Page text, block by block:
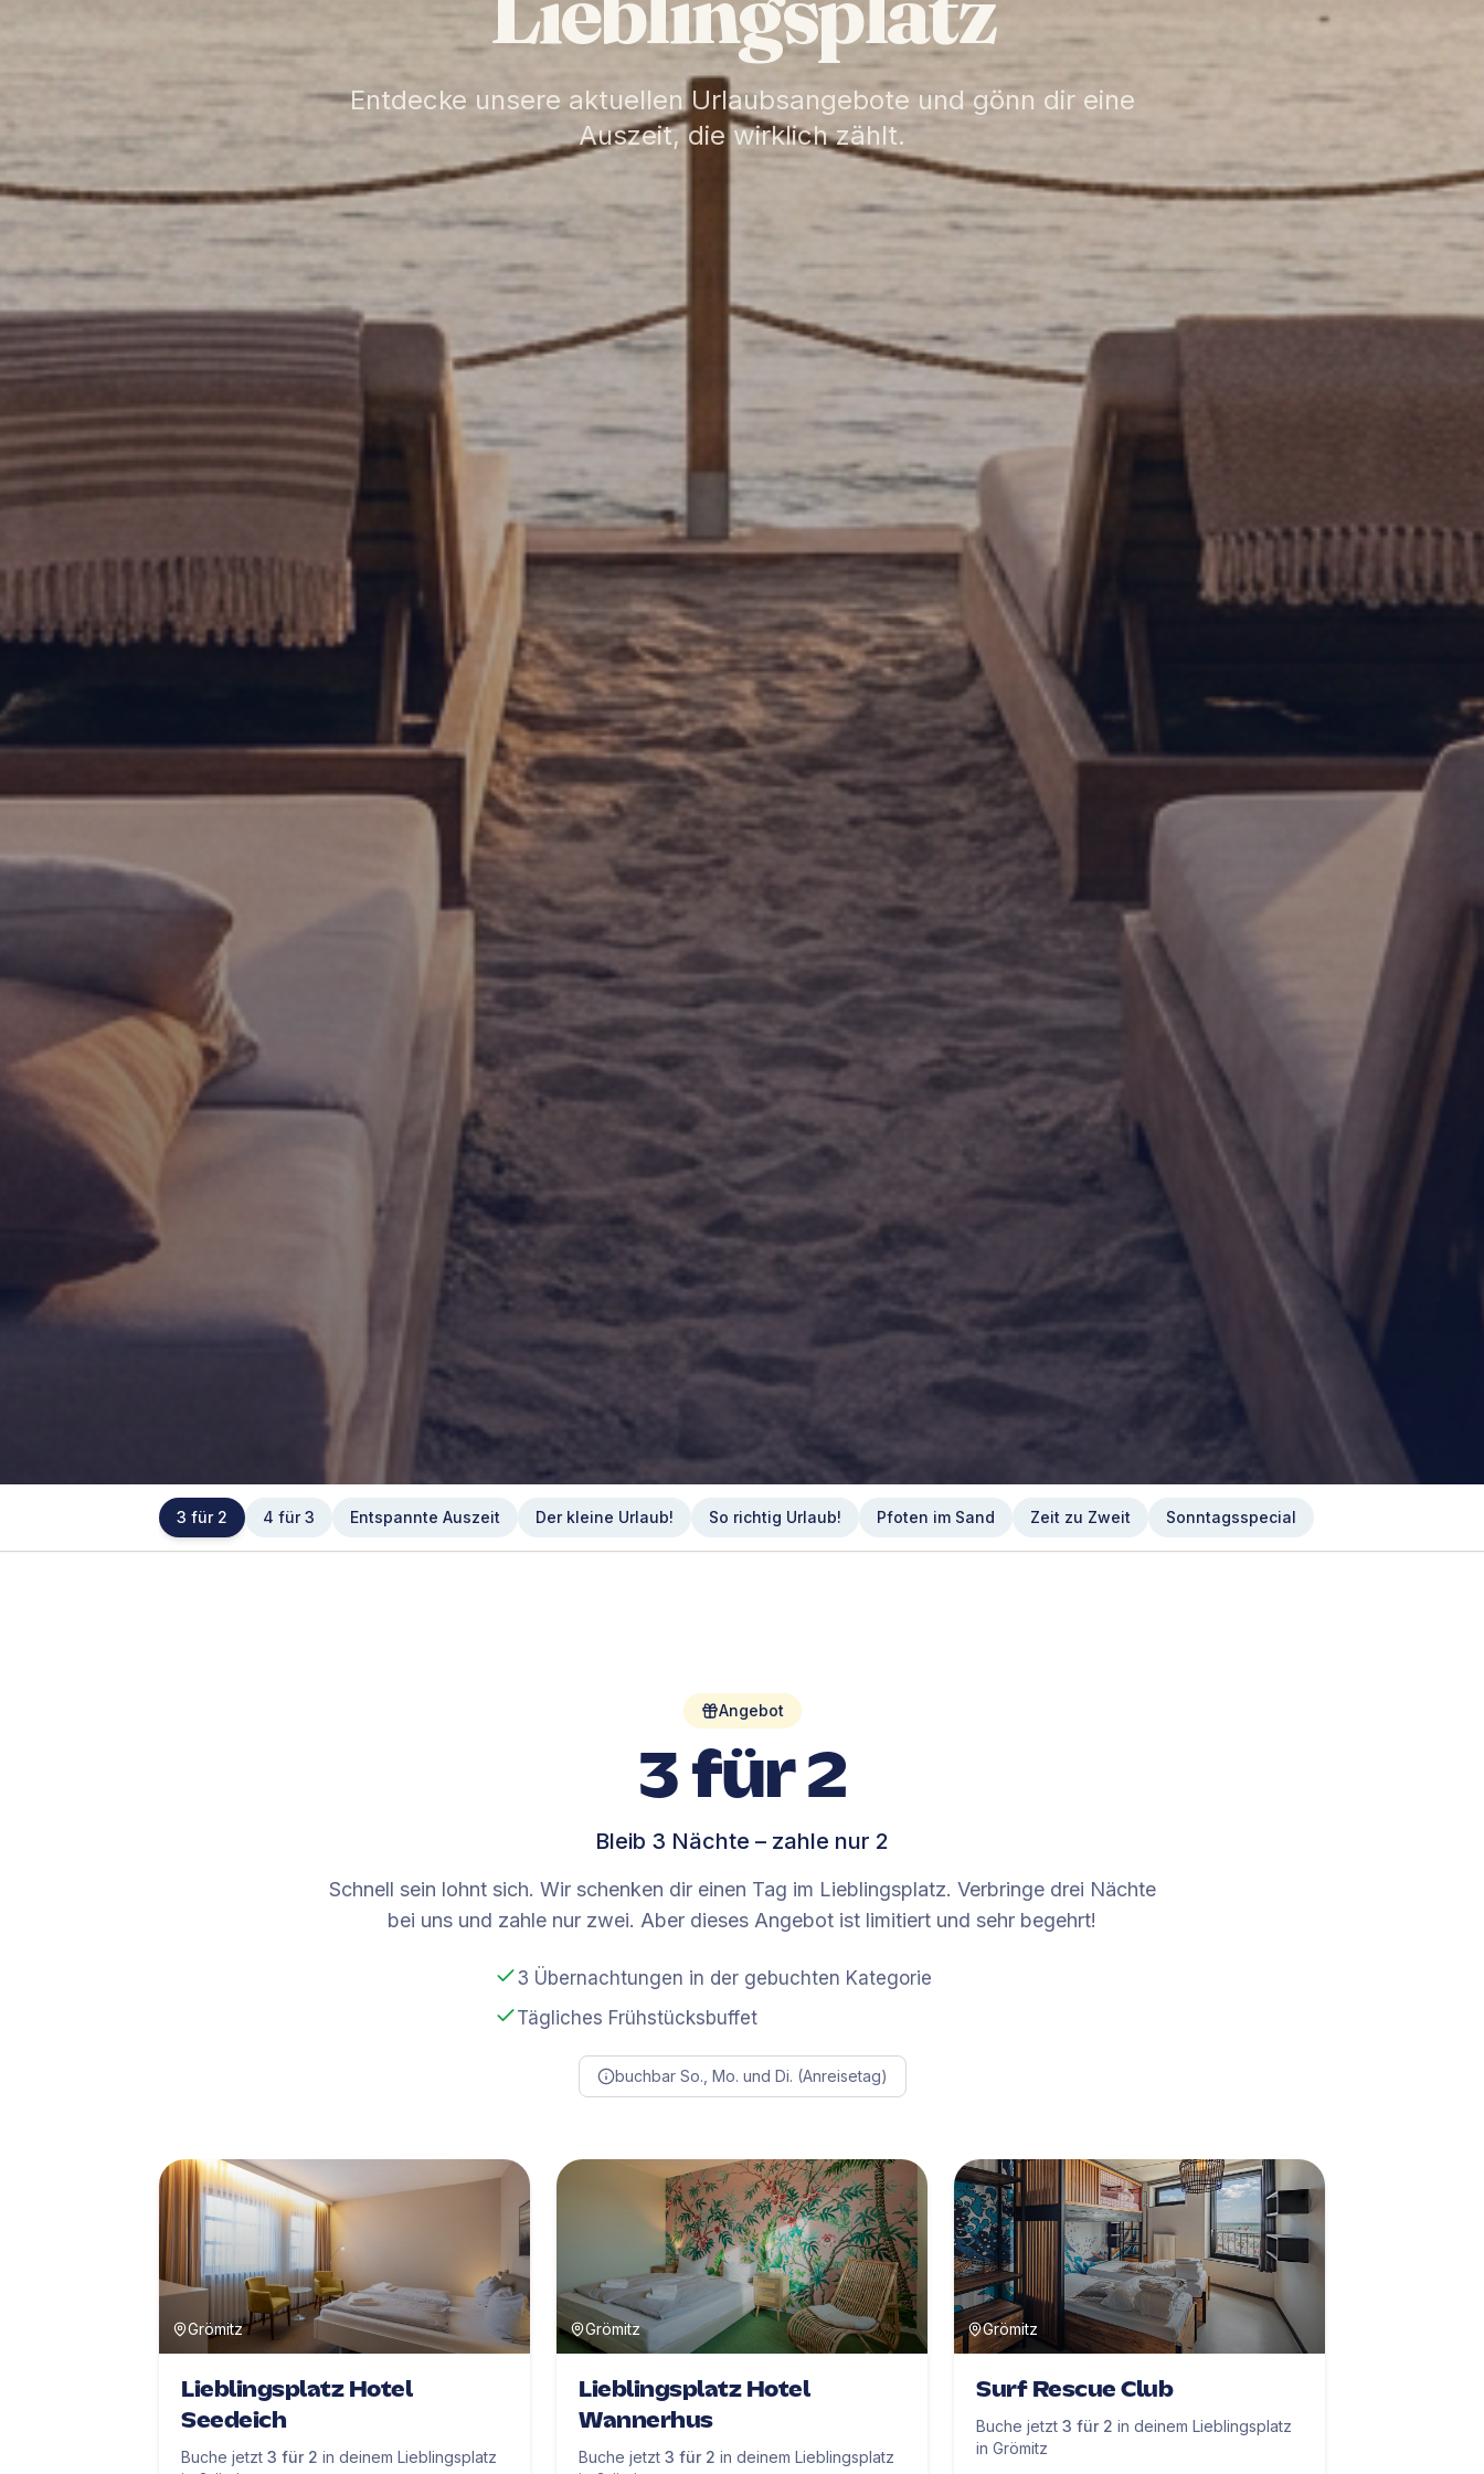
Entdecke unsere aktuellen Urlaubsangebote und gönn dir eine
Auszeit, die wirklich zählt.
3 für 2 4 für 3 Entspannte Auszeit Der kleine Urlaub! So richtig Urlaub! Pfoten im Sand Zeit zu Zweit Sonntagsspecial
Angebot
3 für 2
Bleib 3 Nächte – zahle nur 2
Schnell sein lohnt sich. Wir schenken dir einen Tag im Lieblingsplatz. Verbringe drei Nächte
bei uns und zahle nur zwei. Aber dieses Angebot ist limitiert und sehr begehrt!
3 Übernachtungen in der gebuchten Kategorie
Tägliches Frühstücksbuffet
buchbar So., Mo. und Di. (Anreisetag)
Grömitz
Lieblingsplatz Hotel
Seedeich
Buche jetzt 3 für 2 in deinem Lieblingsplatz
Grömitz
Lieblingsplatz Hotel
Wannerhus
Buche jetzt 3 für 2 in deinem Lieblingsplatz
Grömitz
Surf Rescue Club
Buche jetzt 3 für 2 in deinem Lieblingsplatz
in Grömitz